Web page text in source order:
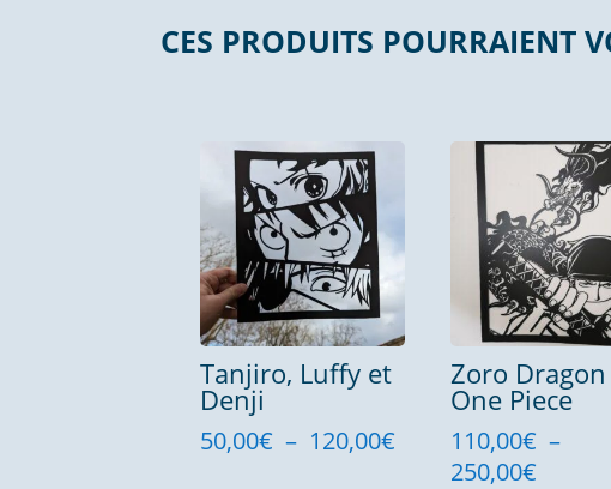
CES PRODUITS POURRAIENT
Tanjiro, Luffy et
Denji
50,00€ – 120,00€Plage
Zoro Dragon
One Piece
110,00€ –
250,00€